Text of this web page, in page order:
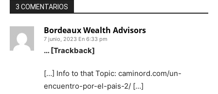
3 COMENTARIOS
Bordeaux Wealth Advisors
7 junio, 2023 En 6:33 pm
… [Trackback]
[…] Info to that Topic: caminord.com/un-
encuentro-por-el-pais-2/ […]